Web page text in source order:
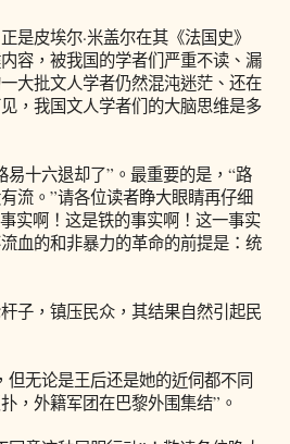
皮埃尔·米盖尔在其《法国史》
容，被我国的学者们严重不读、漏
大批文人学者仍然混沌迷茫、还在
，我国文人学者们的大脑思维是多
十六退却了”。最重要的是，“路
流。”请各位读者睁大眼睛再仔细
实啊！这是铁的事实啊！这一事实
血的和非暴力的革命的前提是：统
，镇压民众，其结果自然引起民
无论是王后还是她的近伺都不同
，外籍军团在巴黎外围集结”。